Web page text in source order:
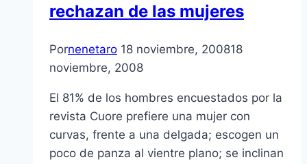
rechazan de las mujeres
Pornenetaro 18 noviembre, 200818
noviembre, 2008
El 81% de los hombres encuestados por la
revista Cuore prefiere una mujer con
curvas, frente a una delgada; escogen un
poco de panza al vientre plano; se inclinan